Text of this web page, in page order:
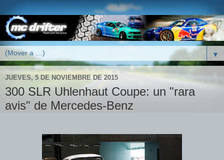
▼
JUEVES, 5 DE NOVIEMBRE DE 2015
300 SLR Uhlenhaut Coupe: un "rara
avis" de Mercedes-Benz